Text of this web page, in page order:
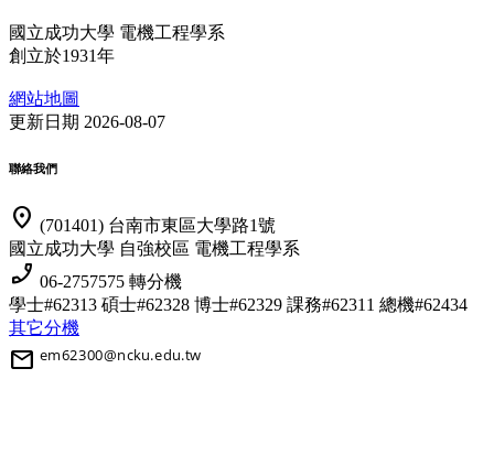
國立成功大學 電機工程學系
創立於1931年
網站地圖
更新日期 2026-08-07
聯絡我們
location_on (701401) 台南市東區大學路1號
國立成功大學 自強校區 電機工程學系
phone_enabled 06-2757575 轉分機
學士#62313 碩士#62328 博士#62329 課務#62311 總機#62434
其它分機
mail